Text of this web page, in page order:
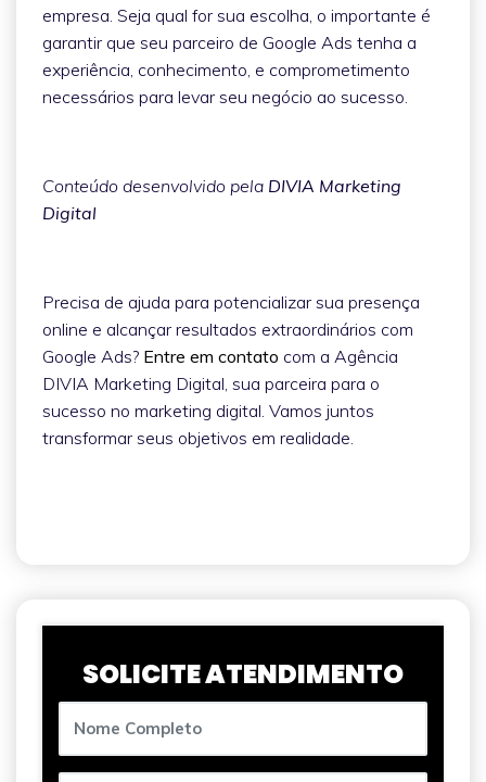
empresa. Seja qual for sua escolha, o importante é
garantir que seu parceiro de Google Ads tenha a
experiência, conhecimento, e comprometimento
necessários para levar seu negócio ao sucesso.
Conteúdo desenvolvido pela DIVIA Marketing
Digital
Precisa de ajuda para potencializar sua presença
online e alcançar resultados extraordinários com
Google Ads? Entre em contato com a Agência
DIVIA Marketing Digital, sua parceira para o
sucesso no marketing digital. Vamos juntos
transformar seus objetivos em realidade.
SOLICITE ATENDIMENTO